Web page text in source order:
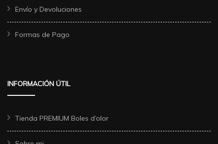
Envío y Devoluciones
Formas de Pago
INFORMACIÓN ÚTIL
Tienda PREMIUM Boles d’olor